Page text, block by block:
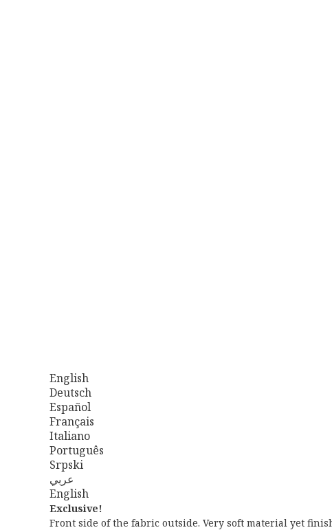
English
Deutsch
Español
Français
Italiano
Português
Srpski
عربي
English
Exclusive!
Front side of the fabric outside. Very soft material yet